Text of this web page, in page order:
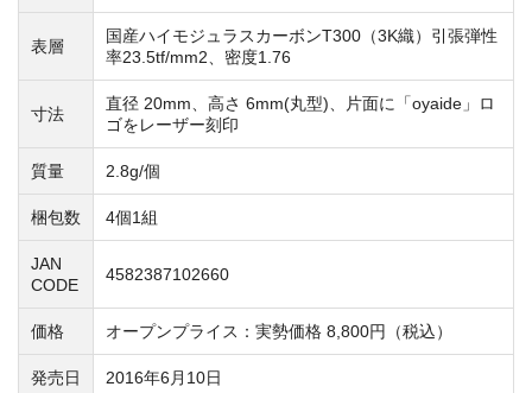
表層
国産ハイモジュラスカーボンT300（3K織）引張弾性
率23.5tf/mm2、密度1.76
寸法
直径 20mm、高さ 6mm(丸型)、片面に「oyaide」ロ
ゴをレーザー刻印
質量 2.8g/個
梱包数 4個1組
JAN
CODE
4582387102660
価格 オープンプライス：実勢価格 8,800円（税込）
発売日 2016年6月10日